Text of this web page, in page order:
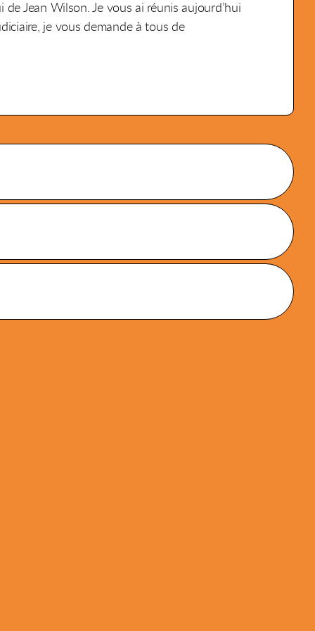
Jean Wilson. Je vous ai réunis aujourd’hui
je vous demande à tous de